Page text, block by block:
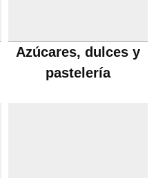
Azúcares, dulces y
pastelería